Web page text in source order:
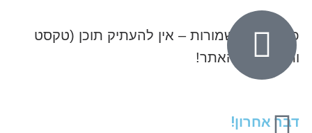
כל הזכויות שמורות – אין להעתיק תוכן (טקסט
ותמונות) מהאתר!
דבר אחרון!